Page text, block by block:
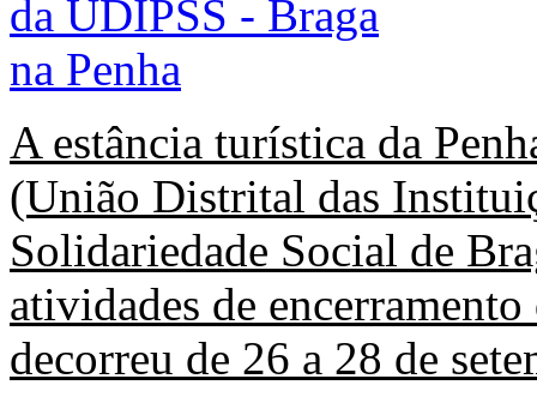
A estância turística da
(União Distrital das
Solidariedade Social de
atividades de
decorreu de 26 a 28 de